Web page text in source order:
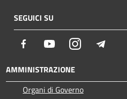
SEGUICI SU
Facebook YoutubeInstagram
AMMINISTRAZIONE
Organi di Governo